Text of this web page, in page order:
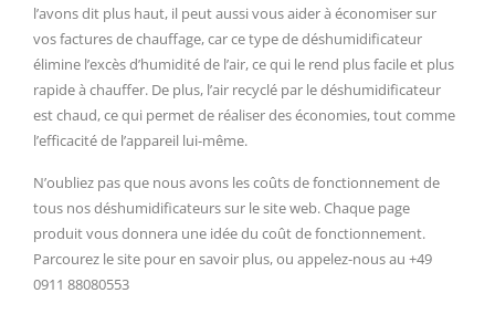
l’avons dit plus haut, il peut aussi vous aider à économiser sur
vos factures de chauffage, car ce type de déshumidificateur
élimine l’excès d’humidité de l’air, ce qui le rend plus facile et plus
rapide à chauffer. De plus, l’air recyclé par le déshumidificateur
est chaud, ce qui permet de réaliser des économies, tout comme
l’efficacité de l’appareil lui-même.
N’oubliez pas que nous avons les coûts de fonctionnement de
tous nos déshumidificateurs sur le site web. Chaque page
produit vous donnera une idée du coût de fonctionnement.
Parcourez le site pour en savoir plus, ou appelez-nous au +49
0911 88080553